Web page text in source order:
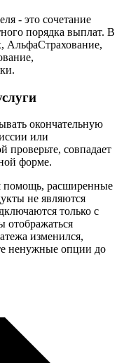
- это сочетание
порядка выплат. В
АльфаСтрахование,
окончательную
или
проверьте, совпадает
форме.
помощь, расширенные
не являются
только с
отображаться
изменился,
ненужные опции до